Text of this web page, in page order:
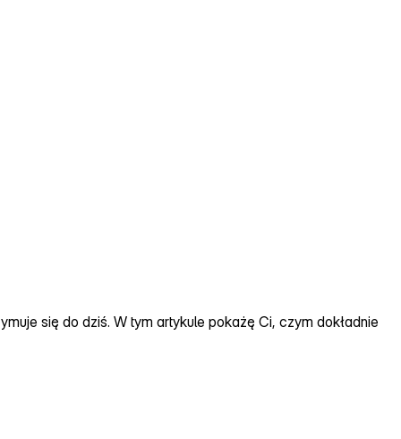
się do dziś. W tym artykule pokażę Ci, czym dokładnie